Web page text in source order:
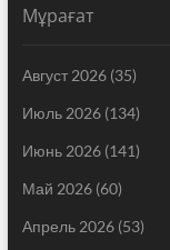
Мұрағат
Август 2026(35)
Июль 2026(134)
Июнь 2026(141)
Май 2026(60)
Апрель 2026(53)